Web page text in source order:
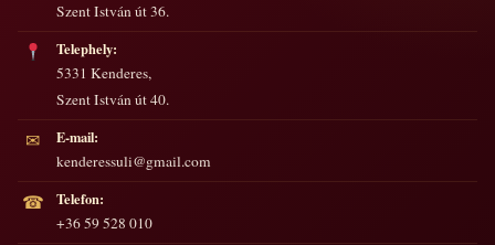
Szent István út 36.
Telephely:
5331 Kenderes,
Szent István út 40.
✉
E-mail:
kenderessuli@gmail.com
☎
Telefon:
+36 59 528 010